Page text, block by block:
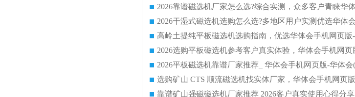
靠谱矿山强磁磁选机厂家推荐 2026客户真实使用心得分享